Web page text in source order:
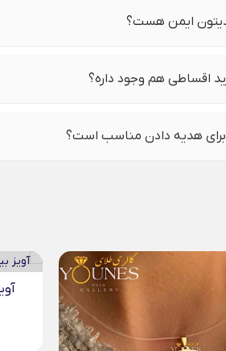
ایمن هست؟
اقساطی هم وجود داره؟
برای هدیه دادن مناسب است؟
حکاکی طلا...
5,770,000